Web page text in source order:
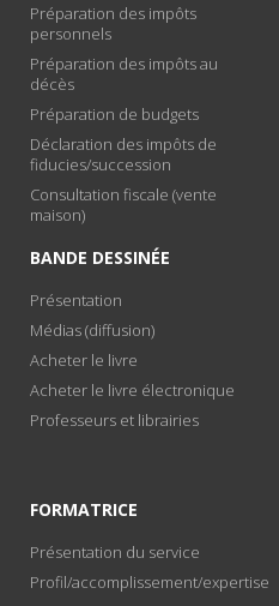
Préparation des impôts
personnels
Préparation des impôts au
décès
Préparation de budgets
Déclaration des impôts de
fiducies/succession
Consultation fiscale (vente
maison)
BANDE DESSINÉE
Présentation
Médias (diffusion)
Acheter le livre
Acheter le livre électronique
Professeurs et librairies
FORMATRICE
Présentation du service
Profil/accomplissement/expertise